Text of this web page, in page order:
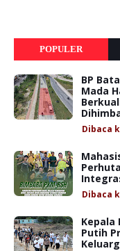
POPULER
BP
Mada
Dibaca
Dibaca
Kepala
Putih